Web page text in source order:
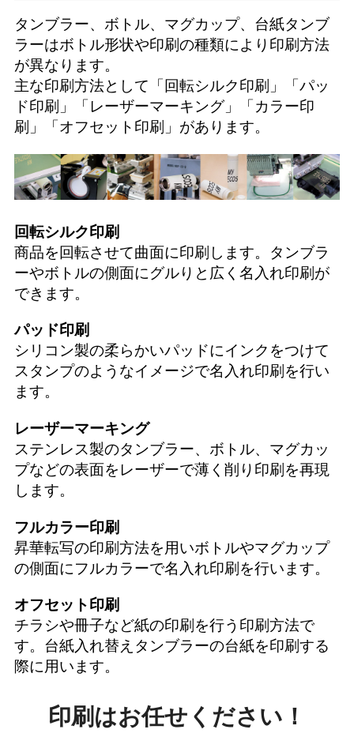
タンブラー、ボトル、マグカップ、台紙タンブ
ラーはボトル形状や印刷の種類により印刷方法
が異なります。
主な印刷方法として「 回転シルク印刷 」「 パッ
ド印刷 」「 レーザーマーキング」「 カラー印
刷 」「 オフセット印刷 」があります。
回転シルク印刷
商品を回転させて曲面に印刷します。タンブラ
ーやボトルの側面にグルりと広く名入れ印刷が
できます。
パッド印刷
シリコン製の柔らかいパッドにインクをつけて
スタンプのようなイメージで名入れ印刷を行い
ます。
レーザーマーキング
ステンレス製のタンブラー、ボトル、マグカッ
プなどの表面をレーザーで薄く削り印刷を再現
します。
フルカラー印刷
昇華転写の印刷方法を用いボトルやマグカップ
の側面にフルカラーで名入れ印刷を行います。
オフセット印刷
チラシや冊子など紙の印刷を行う印刷方法で
す。台紙入れ替えタンブラーの台紙を印刷する
際に用います。
印刷はお任せください！